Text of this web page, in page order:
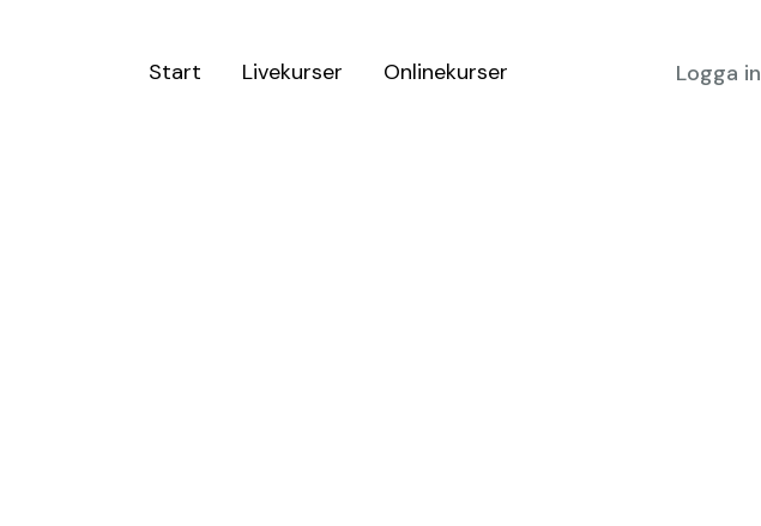
Start Livekurser Onlinekurser Logga in